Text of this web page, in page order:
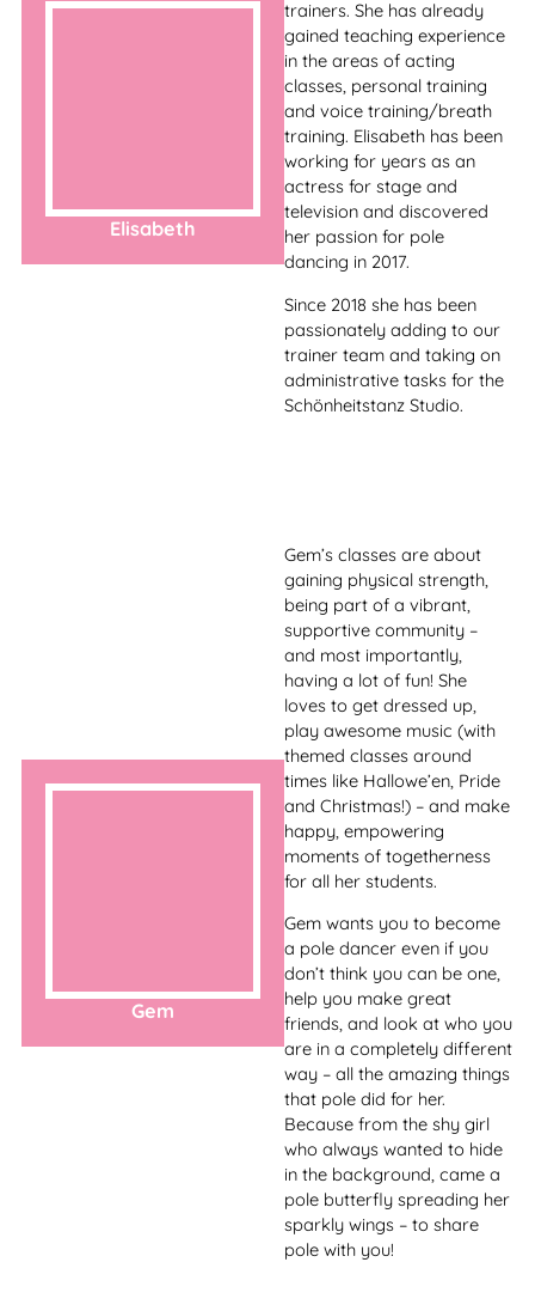
costume making workshop
Marta Karta will show you
how you can craft your own
costume pieces. Every
workshop we learn new
techniques and create
unique designs: nipple
pasties, bras, showgirl
panties, headpieces, masks.
Ihre erste Begegnung mit
Burlesque hatte Hurricane
Russland fest im Griff. Die
anfangs noch süße und
unschuldige Matrosin
bezeichnete man in den
Anfangsjahren oft als die
“Queen of Cute”. Mittlerweile
hypnotisiert Hurricane Irina
die Zuschauer mit ihren
leidenschaftlichen
Darbietungen als
spanischer Matador oder
die schwarze
Schwanenkönigin.
Hurricane Irina is also an
enthusiastic pole dancer
and trains in the beauty
dance studio. Since 2015 she
has been combining her
burlesque performances
with dancing on the pole to
create rousing polesque
acts.
Janine has been teaching